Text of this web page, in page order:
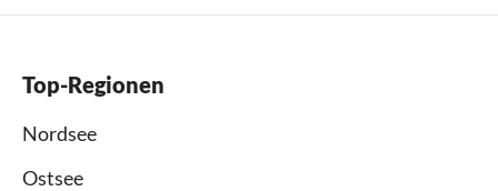
Top-Regionen
Nordsee
Ostsee